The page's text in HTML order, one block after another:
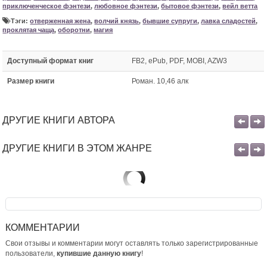
приключенческое фэнтези, любовное фэнтези,бытовое фэнтези,вейл ветта
Тэги:отверженная жена,волчий князь,бывшие супруги, лавка сладостей,
проклятая чаща,оборотни,магия
Доступный формат книг FB2, ePub, PDF, MOBI, AZW3
Размер книги Роман. 10,46 алк
ДРУГИЕ КНИГИ АВТОРА
ДРУГИЕ КНИГИ В ЭТОМ ЖАНРЕ
КОММЕНТАРИИ
Свои отзывы и комментарии могут оставлять только зарегистрированные
пользователи,купившие данную книгу!